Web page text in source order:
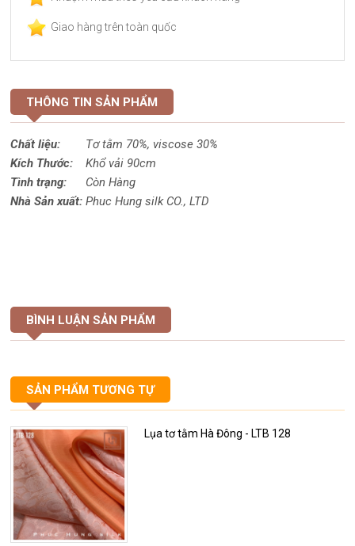
Giao hàng trên toàn quốc
THÔNG TIN SẢN PHẨM
Chất liệu: Tơ tằm 70%, viscose30%
Kích Thước: Khổ vải 90cm
Tình trạng: Còn Hàng
Nhà Sản xuất: Phuc Hung silk CO., LTD
BÌNH LUẬN SẢN PHẨM
SẢN PHẨM TƯƠNG TỰ
Lụa tơ tằm Hà Đông - LTB 128